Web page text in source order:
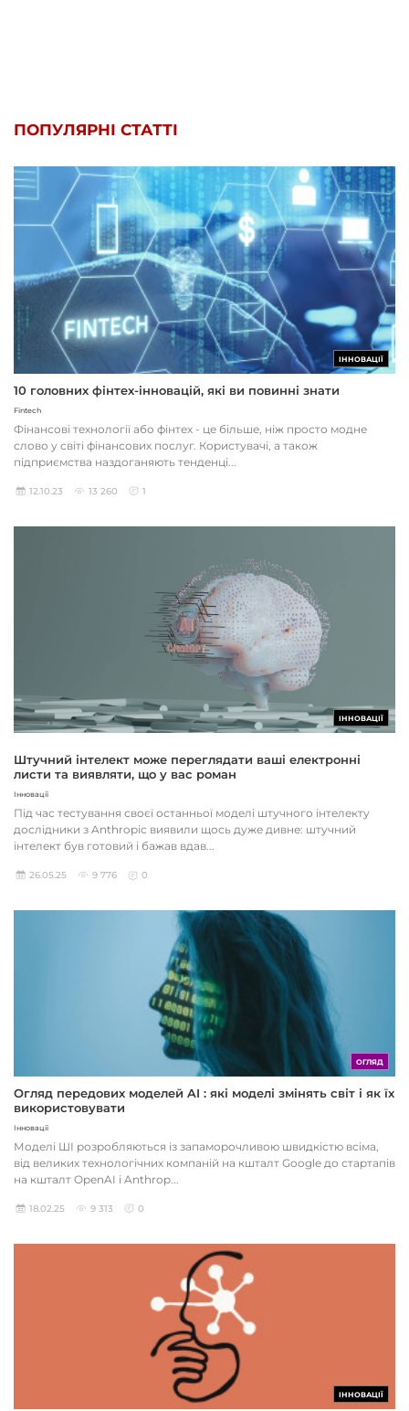
ПОПУЛЯРНІ СТАТТІ
ІННОВАЦІЇ
10 головних фінтех-інновацій, які ви повинні знати
Fintech
Фінансові технології або фінтех - це більше, ніж просто модне
слово у світі фінансових послуг. Користувачі, а також
підприємства наздоганяють тенденці...
12.10.23 13 260 1
ІННОВАЦІЇ
Штучний інтелект може переглядати ваші електронні
листи та виявляти, що у вас роман
Інновації
Під час тестування своєї останньої моделі штучного інтелекту
дослідники з Anthropic виявили щось дуже дивне: штучний
інтелект був готовий і бажав вдав...
26.05.25 9 776 0
ОГЛЯД
Огляд передових моделей AI : які моделі змінять світ і як їх
використовувати
Інновації
Моделі ШІ розробляються із запаморочливою швидкістю всіма,
від великих технологічних компаній на кшталт Google до стартапів
на кшталт OpenAI і Anthrop...
18.02.25 9 313 0
ІННОВАЦІЇ